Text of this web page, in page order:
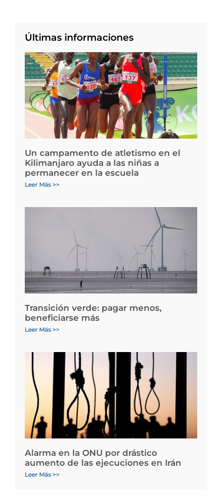
Últimas informaciones
Un campamento de atletismo en el
Kilimanjaro ayuda a las niñas a
permanecer en la escuela
Leer Más >>
Transición verde: pagar menos,
beneficiarse más
Leer Más >>
Alarma en la ONU por drástico
aumento de las ejecuciones en Irán
Leer Más >>